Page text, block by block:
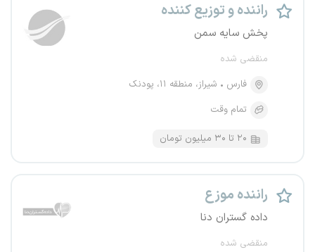
راننده و توزیع کننده
پخش سایه سمن
منقضی شده
فارس
شیراز، منطقه ۱۱، پودنک
تمام وقت
۲۰ تا ۳۰ میلیون تومان
راننده موزع
داده گستران دنا
منقضی شده